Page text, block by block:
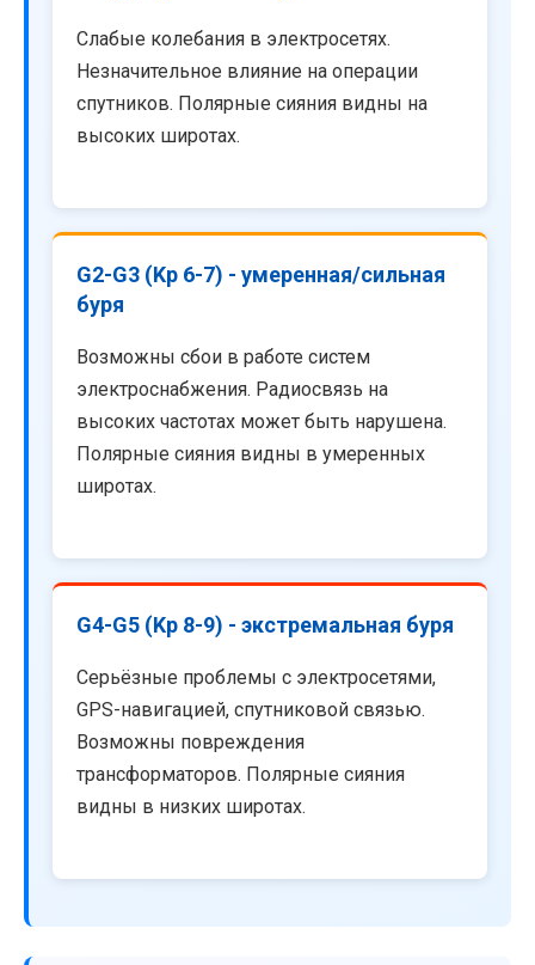
Слабые колебания в электросетях.
Незначительное влияние на операции
спутников. Полярные сияния видны на
высоких широтах.
G2-G3 (Kp 6-7) - умеренная/сильная
буря
Возможны сбои в работе систем
электроснабжения. Радиосвязь на
высоких частотах может быть нарушена.
Полярные сияния видны в умеренных
широтах.
G4-G5 (Kp 8-9) - экстремальная буря
Серьёзные проблемы с электросетями,
GPS-навигацией, спутниковой связью.
Возможны повреждения
трансформаторов. Полярные сияния
видны в низких широтах.